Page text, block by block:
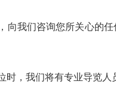
我们咨询您所关心的
，我们将有专业导览人